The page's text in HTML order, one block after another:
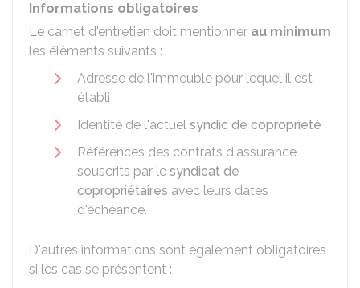
Informations obligatoires
Le carnet d'entretien doit mentionner au minimum
les éléments suivants :
Adresse de l'immeuble pour lequel il est
établi
Identité de l'actuel syndic de copropriété
Références des contrats d'assurance
souscrits par le syndicat de
copropriétaires avec leurs dates
d'échéance.
D'autres informations sont également obligatoires
si les cas se présentent :